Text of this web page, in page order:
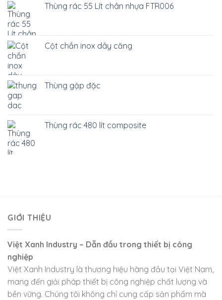
Thùng rác 55 Lít chân nhựa FTR006
Cột chắn inox dây căng
Thùng gập đặc
Thùng rác 480 lít composite
GIỚI THIỆU
Việt Xanh Industry – Dẫn đầu trong thiết bị công
nghiệp
Việt Xanh Industry là thương hiệu hàng đầu tại Việt Nam,
mang đến giải pháp thiết bị công nghiệp chất lượng và
bền vững. Chúng tôi không chỉ cung cấp sản phẩm mà